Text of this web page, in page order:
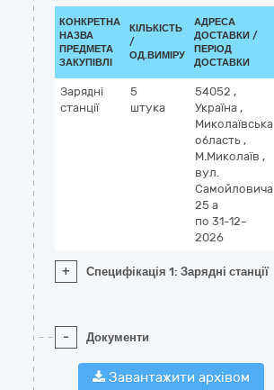
КОНКРЕТНА
НАЗВА
ПРЕДМЕТА
ЗАКУПІВЛІ
КІЛЬКІСТЬ
/
ОД.ВИМІРУ
АДРЕСА
ДОСТАВКИ /
ПЕРІОД
ДОСТАВКИ
Зарядні
станції
5
штука
54052 ,
Україна ,
Миколаївська
область ,
М.Миколаїв ,
вул.
Самойловича
25 а
по 31-12-
2026
+ Специфікація 1: Зарядні станції
- Документи
Завантажити архівом